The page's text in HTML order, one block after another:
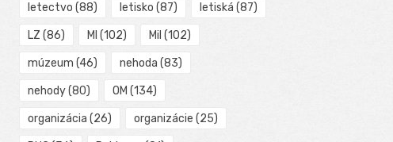
letectvo (88) letisko (87) letiská (87)
LZ (86) MI (102) Mil (102)
múzeum (46) nehoda (83)
nehody(80) OM (134)
organizácia (26) organizácie (25)